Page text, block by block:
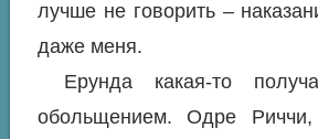
лучше не говорить –
даже меня.
Ерунда какая-то
обольщением. Одре Риччи,